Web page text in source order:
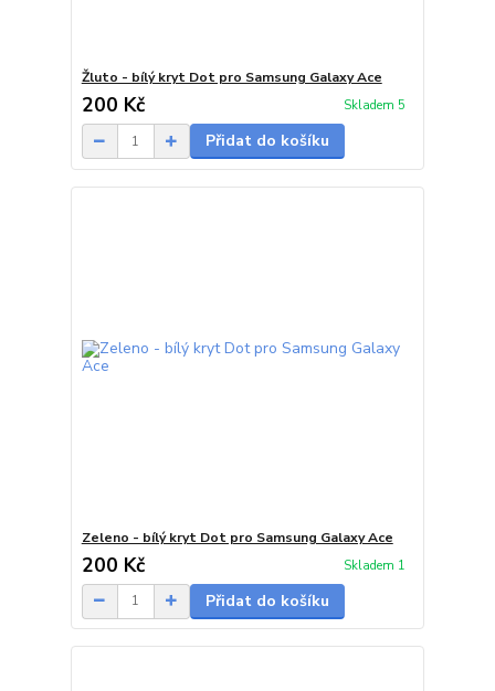
Žluto - bílý kryt Dot pro Samsung Galaxy Ace
200 Kč Skladem 5
Přidat do košíku
Zeleno - bílý kryt Dot pro Samsung Galaxy Ace
200 Kč Skladem 1
Přidat do košíku